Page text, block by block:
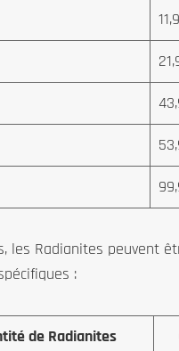
les Radianites peuvent
:
de Radianites